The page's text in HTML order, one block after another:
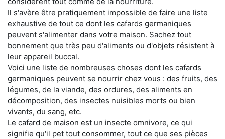
Il s'avère être pratiquement impossible de faire une liste
exhaustive de tout ce dont les cafards germaniques
peuvent s'alimenter dans votre maison. Sachez tout
bonnement que très peu d'aliments ou d'objets résistent à
leur appareil buccal.
Voici une liste de nombreuses choses dont les cafards
germaniques peuvent se nourrir chez vous : des fruits, des
légumes, de la viande, des ordures, des aliments en
décomposition, des insectes nuisibles morts ou bien
vivants, du sang, etc.
Le cafard de maison est un insecte omnivore, ce qui
signifie qu'il pet tout consommer, tout ce que ses pièces